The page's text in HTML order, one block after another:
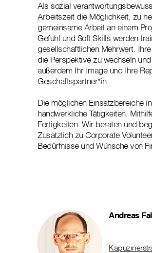
Als sozial
Arbeitszeit die Möglichkeit, zu
gemeinsame Arbeit an einem
Gefühl und Soft Skills werden
gesellschaftlichen Mehrwert.
die Perspektive zu wechseln
außerdem Ihr Image und Ihre
Geschäftspartner*in.
Die möglichen Einsatzbereiche
handwerkliche Tätigkeiten,
Fertigkeiten. Wir beraten und
Zusätzlich zu Corporate
Bedürfnisse und Wünsche von
Andreas